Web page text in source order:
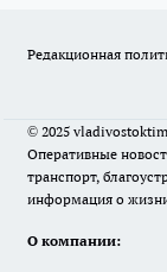
Редакционная
© 2025
Оперативные
транспорт,
информация о
О компании: